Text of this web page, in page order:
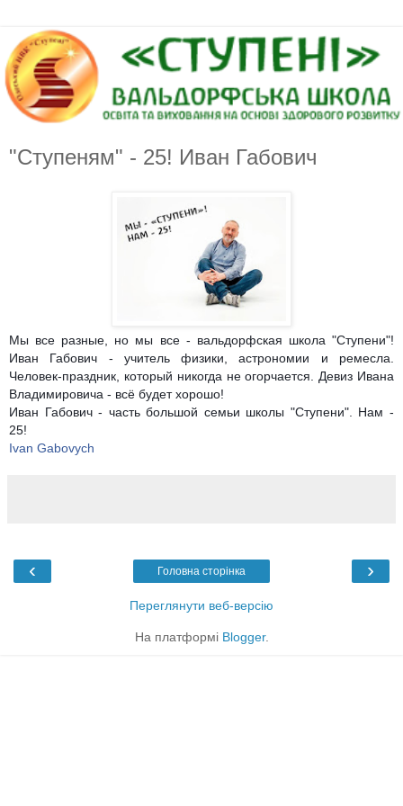
"Ступеням" - 25! Иван Габович
Мы все разные, но мы все - вальдорфская школа "Ступени"!
Иван Габович - учитель физики, астрономии и ремесла.
Человек-праздник, который никогда не огорчается. Девиз Ивана
Владимировича - всё будет хорошо!
Иван Габович - часть большой семьи школы "Ступени". Нам -
25!
Ivan Gabovych
‹ ›
Головна сторінка
Переглянути веб-версію
На платформі Blogger.